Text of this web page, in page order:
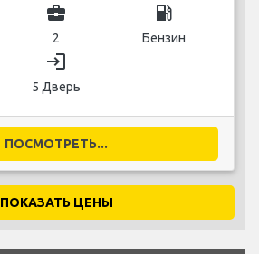
business_center
2
local_gas_station
Бензин
login
5 Дверь
ПОСМОТРЕТЬ...
ПОКАЗАТЬ ЦЕНЫ